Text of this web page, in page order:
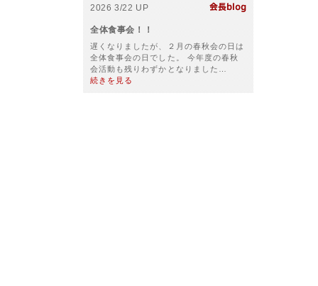
2026 3/22 UP
全体食事会！！
遅くなりましたが、２月の春秋会の日は
全体食事会の日でした。 今年度の春秋
会活動も残りわずかとなりました…
続きを見る